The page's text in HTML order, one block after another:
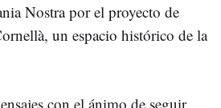
Nostra por el proyecto de
un espacio histórico de la
con el ánimo de seguir